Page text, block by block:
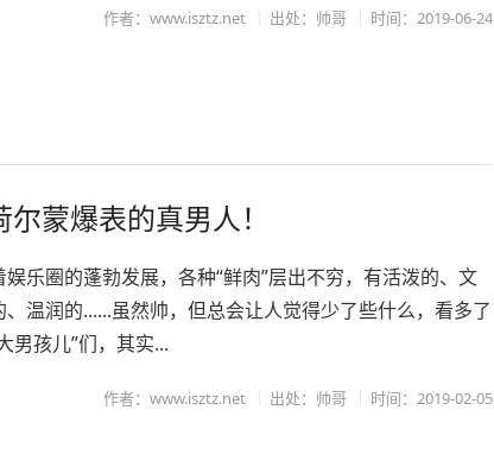
作者：www.isztz.net 出处：帅哥 时间：2019-06-24
蒙爆表的真男人！
乐圈的蓬勃发展，各种“鲜肉”层出不穷，有活泼的、文
温润的......虽然帅，但总会让人觉得少了些什么，看多了
男孩儿”们，其实...
作者：www.isztz.net 出处：帅哥 时间：2019-02-05